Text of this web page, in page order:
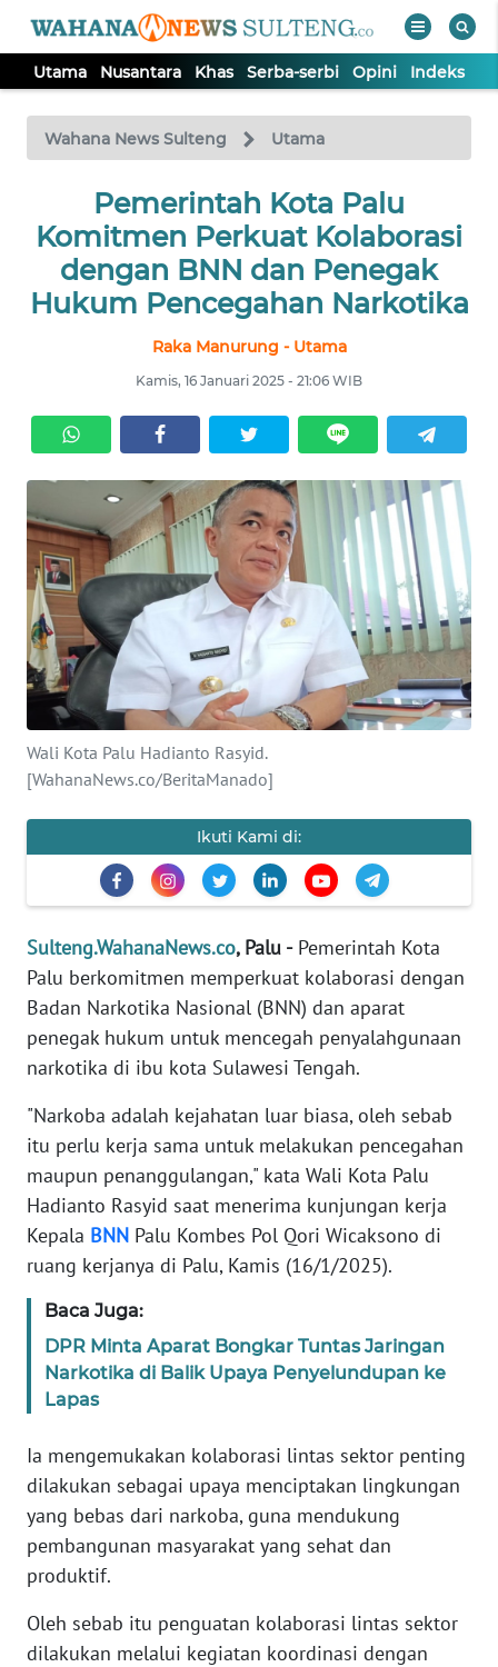
Utama Nusantara Khas Serba-serbi Opini Indeks
Wahana News Sulteng Utama
Pemerintah Kota Palu
Komitmen Perkuat Kolaborasi
dengan BNN dan Penegak
Hukum Pencegahan Narkotika
Raka Manurung - Utama
Kamis, 16 Januari 2025 - 21:06 WIB
Wali Kota Palu Hadianto Rasyid.
[WahanaNews.co/BeritaManado]
Ikuti Kami di:
Sulteng.WahanaNews.co, Palu -Pemerintah Kota
Palu berkomitmen memperkuat kolaborasi dengan
Badan Narkotika Nasional (BNN) dan aparat
penegak hukum untuk mencegah penyalahgunaan
narkotika di ibu kota Sulawesi Tengah.
"Narkoba adalah kejahatan luar biasa, oleh sebab
itu perlu kerja sama untuk melakukan pencegahan
maupun penanggulangan," kata Wali Kota Palu
Hadianto Rasyid saat menerima kunjungan kerja
Kepala BNN Palu Kombes Pol Qori Wicaksono di
ruang kerjanya di Palu, Kamis (16/1/2025).
Baca Juga:
DPR Minta Aparat Bongkar Tuntas Jaringan
Narkotika di Balik Upaya Penyelundupan ke
Lapas
Ia mengemukakan kolaborasi lintas sektor penting
dilakukan sebagai upaya menciptakan lingkungan
yang bebas dari narkoba, guna mendukung
pembangunan masyarakat yang sehat dan
produktif.
Oleh sebab itu penguatan kolaborasi lintas sektor
dilakukan melalui kegiatan koordinasi dengan
TV
Tutup
NUSANTARA
SERBI
Informasi
INDEKS
BERITA
KONTAK
KAMI
INFO
IKLAN
KAMI
PEDOMAN
SIBER
REDAKSI
KARIR
DISCLAIMER
News
Regional
SUMUT
WN
JAKARTA
WN
JABAR
WN
BANTEN
WN
NTT